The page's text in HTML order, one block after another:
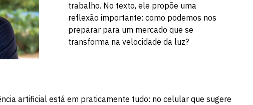
trabalho. No texto, ele propõe uma
reflexão importante: como podemos nos
preparar para um mercado que se
transforma na velocidade da luz?
artificial está em praticamente tudo: no celular que sugere